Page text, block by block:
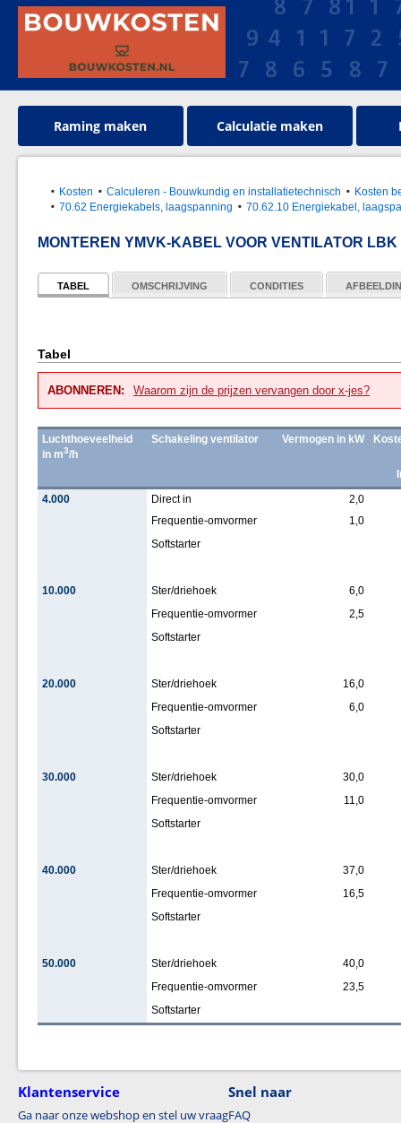
Raming maken Calculatie maken
Kosten Calculeren - Bouwkundig en installatietechnisch
Kosten
70.62 Energiekabels, laagspanning
70.62.10 Energiekabel,
MONTEREN YMVK-KABEL VOOR VENTILATOR LBK
TABEL OMSCHRIJVING CONDITIES
Tabel
ABONNEREN: Waarom zijn de prijzen vervangen door x-jes?
Luchthoeveelheid
in m3/h
Schakeling ventilator Vermogen in kW
4.000
Direct in
2,0
Frequentie-omvormer
1,0
Softstarter
10.000 Ster/driehoek
6,0
Frequentie-omvormer
2,5
Softstarter
20.000 Ster/driehoek
16,0
Frequentie-omvormer
6,0
Softstarter
30.000 Ster/driehoek
30,0
Frequentie-omvormer
11,0
Softstarter
40.000 Ster/driehoek
37,0
Frequentie-omvormer
16,5
Softstarter
50.000 Ster/driehoek
40,0
Frequentie-omvormer
23,5
Softstarter
Klantenservice
Ga naar onze webshop en stel uw vraag
Snel naar
FAQ